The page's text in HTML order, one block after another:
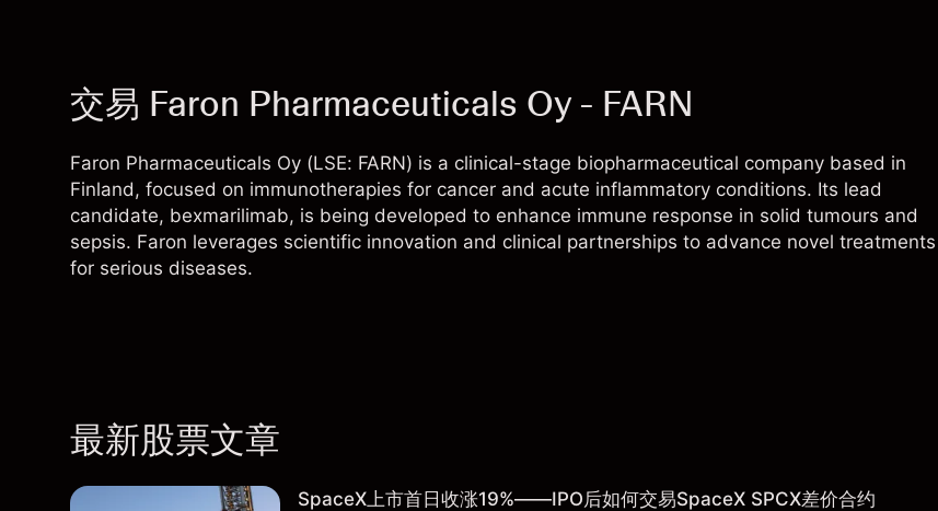
交易 Faron Pharmaceuticals Oy - FARN
Faron Pharmaceuticals Oy (LSE: FARN) is a clinical-stage biopharmaceutical company based in
Finland, focused on immunotherapies for cancer and acute inflammatory conditions. Its lead
candidate, bexmarilimab, is being developed to enhance immune response in solid tumours and
sepsis. Faron leverages scientific innovation and clinical partnerships to advance novel treatments
for serious diseases.
最新股票文章
SpaceX上市首日收涨19%——IPO后如何交易SpaceX SPCX差价合约